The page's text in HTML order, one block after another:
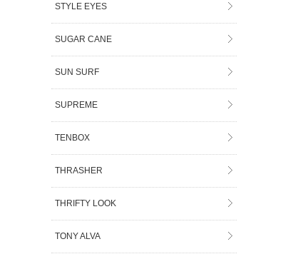
STYLE EYES
SUGAR CANE
SUN SURF
SUPREME
TENBOX
THRASHER
THRIFTY LOOK
TONY ALVA